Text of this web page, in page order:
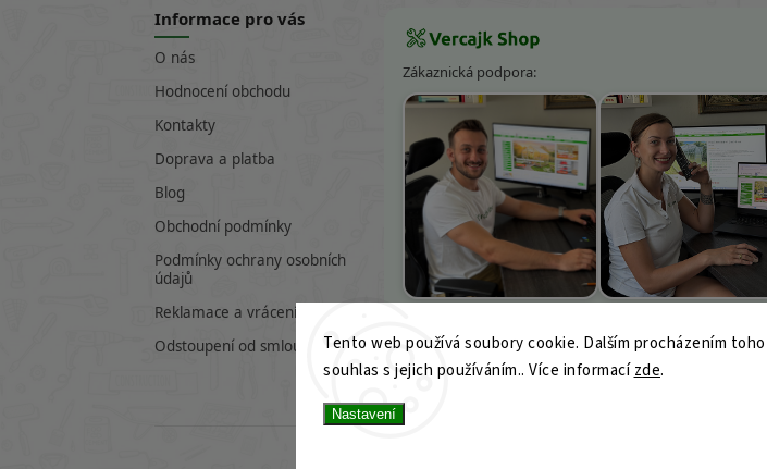
Tento web používá soubory cookie. Dalším procházením
souhlas s jejich používáním.. Více informacízde.
Nastavení
Informace pro vás
O nás
Hodnocení obchodu
Kontakty
Doprava a platba
Blog
Obchodní podmínky
Podmínky ochrany osobních
údajů
Reklamace a vrácení zboží
Odstoupení od smlouvy
Zákaznická podpora:
601 282 179
info@vercajk-shop.cz